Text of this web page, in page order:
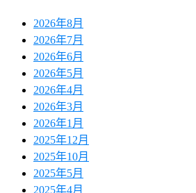
2026年8月
2026年7月
2026年6月
2026年5月
2026年4月
2026年3月
2026年1月
2025年12月
2025年10月
2025年5月
2025年4月